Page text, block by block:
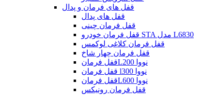
قفل های فرمان و پدال
قفل های پدال
قفل فرمان چینی
قفل فرمان خودرو STA مدل L6830
قفل فرمان کلاغی لوکمس
قفل فرمان چهار شاخ
قفل فرمانL200 نووا
قفل فرمان l300 نووا
قفل فرمانL600 نووا
قفل فرمان رونیکس